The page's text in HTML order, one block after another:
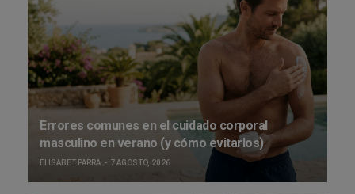
Errores comunes en el cuidado corporal
masculino en verano (y cómo evitarlos)
ELISABET PARRA 7 AGOSTO, 2026